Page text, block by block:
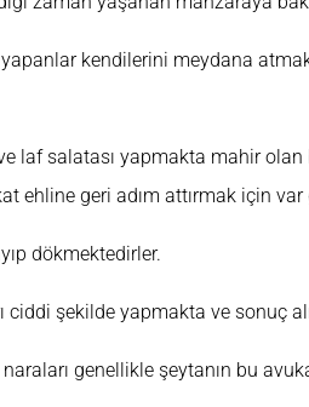
kendilerini meydana
laf salatası yapmakta mahir
ehline geri adım attırmak için
dökmektedirler.
ciddi şekilde yapmakta ve sonuç
genellikle şeytanın bu